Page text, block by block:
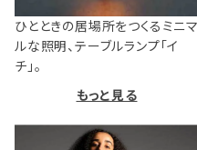
ひとときの居場所をつくるミニマ
ルな照明、テーブルランプ「イ
チ」。
もっと見る